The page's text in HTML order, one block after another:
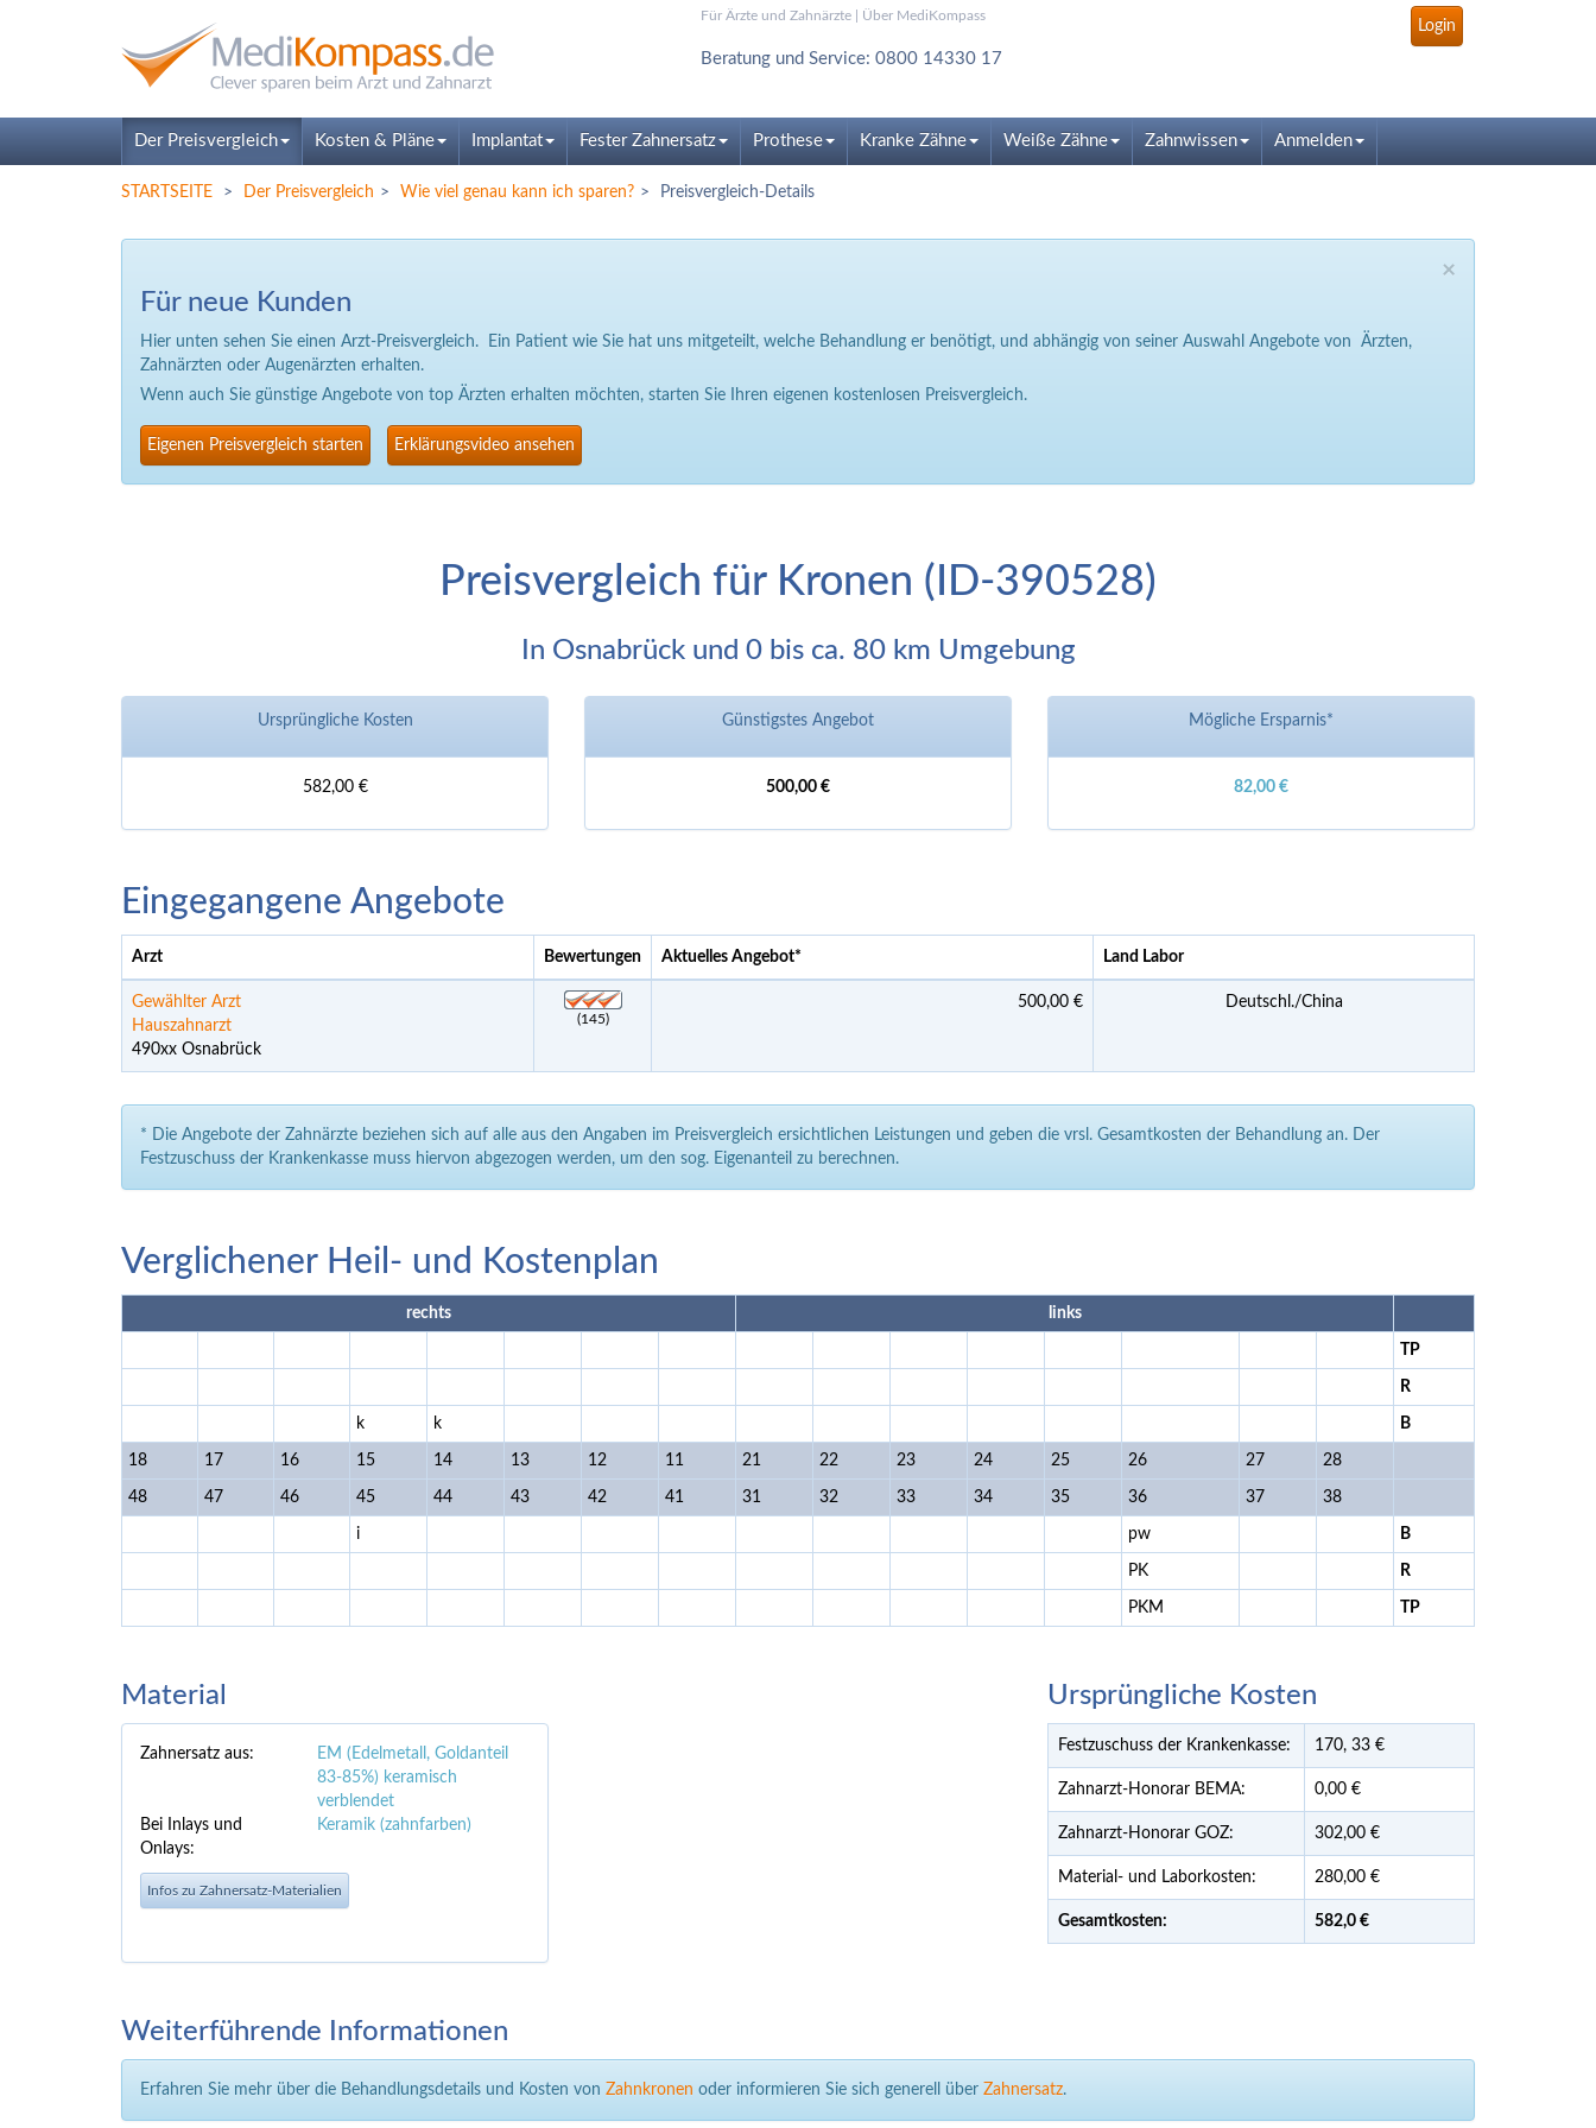
Für Ärzte und Zahnärzte| Über MediKompass
Login
Beratung und Service: 0800 14330 17
Der Preisvergleich Kosten & Pläne Implantat Fester Zahnersatz Prothese Kranke Zähne Weiße Zähne Zahnwissen Anmelden
STARTSEITE Der Preisvergleich Wie viel genau kann ich sparen? Preisvergleich-Details
×
Für neue Kunden
Hier unten sehen Sie einen Arzt-Preisvergleich. Ein Patient wie Sie hat uns mitgeteilt, welche Behandlung er benötigt, und abhängig von seiner Auswahl Angebote von Ärzten,
Zahnärzten oder Augenärzten erhalten.
Wenn auch Sie günstige Angebote von top Ärzten erhalten möchten, starten Sie Ihren eigenen kostenlosen Preisvergleich.
Eigenen Preisvergleich starten Erklärungsvideo ansehen
Preisvergleich für Kronen (ID-390528)
In Osnabrück und 0 bis ca. 80 km Umgebung
Ursprüngliche Kosten
582,00 €
Günstigstes Angebot
500,00 €
Mögliche Ersparnis*
82,00 €
Eingegangene Angebote
Arzt Bewertungen Aktuelles Angebot* Land Labor
Gewählter Arzt
Hauszahnarzt
490xx Osnabrück
(145)
500,00 € Deutschl./China
* Die Angebote der Zahnärzte beziehen sich auf alle aus den Angaben im Preisvergleich ersichtlichen Leistungen und geben die vrsl. Gesamtkosten der Behandlung an. Der
Festzuschuss der Krankenkasse muss hiervon abgezogen werden, um den sog. Eigenanteil zu berechnen.
Verglichener Heil- und Kostenplan
rechts links
TP
R
k k B
18 17 16 15 14 13 12 11 21 22 23 24 25 26 27 28
48 47 46 45 44 43 42 41 31 32 33 34 35 36 37 38
i pw B
PK R
PKM TP
Material
Zahnersatz aus:
EM (Edelmetall, Goldanteil
83-85%) keramisch
verblendet
Bei Inlays und
Onlays:
Keramik (zahnfarben)
Infos zu Zahnersatz-Materialien
Ursprüngliche Kosten
Festzuschuss der Krankenkasse: 170, 33 €
Zahnarzt-Honorar BEMA: 0,00 €
Zahnarzt-Honorar GOZ: 302,00 €
Material- und Laborkosten: 280,00 €
Gesamtkosten: 582,0 €
Weiterführende Informationen
Erfahren Sie mehr über die Behandlungsdetails und Kosten von Zahnkronen oder informieren Sie sich generell über Zahnersatz.